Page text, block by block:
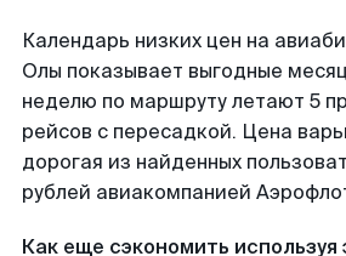
Календарь низких цен на
Олы показывает выгодные
неделю по маршруту летают 5
рейсов с пересадкой. Цена
дорогая из найденных
рублей авиакомпанией
Как еще сэкономить используя